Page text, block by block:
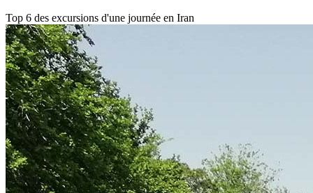
Top 6 des excursions d'une journée en Iran